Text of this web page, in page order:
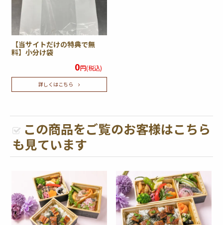
【当サイトだけの特典で無
料】小分け袋
0円(税込)
詳しくはこちら
この商品をご覧のお客様はこちら
も見ています